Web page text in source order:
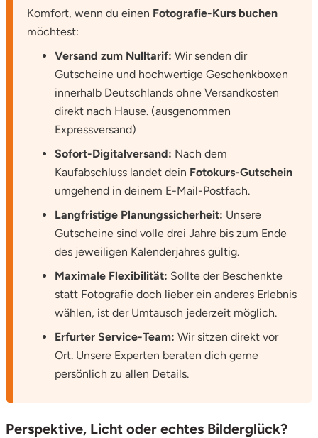
Komfort, wenn du einen Fotografie-Kurs buchen
möchtest:
Versand zum Nulltarif: Wir senden dir
Gutscheine und hochwertige Geschenkboxen
innerhalb Deutschlands ohne Versandkosten
direkt nach Hause. (ausgenommen
Expressversand)
Sofort-Digitalversand: Nach dem
Kaufabschluss landet dein Fotokurs-Gutschein
umgehend in deinem E-Mail-Postfach.
Langfristige Planungssicherheit: Unsere
Gutscheine sind volle drei Jahre bis zum Ende
des jeweiligen Kalenderjahres gültig.
Maximale Flexibilität: Sollte der Beschenkte
statt Fotografie doch lieber ein anderes Erlebnis
wählen, ist der Umtausch jederzeit möglich.
Erfurter Service-Team: Wir sitzen direkt vor
Ort. Unsere Experten beraten dich gerne
persönlich zu allen Details.
Perspektive, Licht oder echtes Bilderglück?